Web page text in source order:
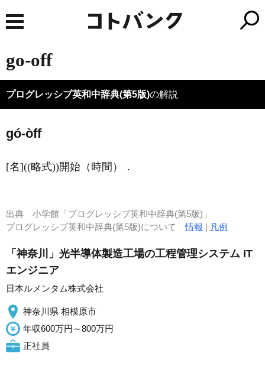
go-off
プログレッシブ英和中辞典(第5版)の解説
gó-òff
[名]((略式))開始（時間） ．
出典 小学館「プログレッシブ英和中辞典(第5版)」
プログレッシブ英和中辞典(第5版)について情報 | 凡例
「神奈川」光半導体製造工場の工程管理システム IT
エンジニア
日本ルメンタム株式会社
神奈川県 相模原市
年収600万円～800万円
正社員